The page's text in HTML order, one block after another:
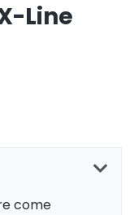
Line
come